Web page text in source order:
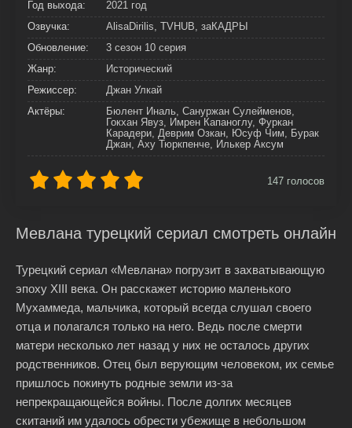
Год выхода:
2021 год
Озвучка:
AlisaDirilis, TVHUB, заКАДРЫ
Обновление:
3 сезон 10 серия
Жанр:
Исторический
Режиссер:
Джан Улкай
Актёры:
Бюлент Иналь, Сануржан Сулейменов,
Гокхан Явуз, Имрен Капаноглу, Фуркан
Карадери, Деврим Озкан, Юсуф Чим, Бурак
Джан, Аху Тюркпенче, Илькер Аксум
147 голосов
Мевлана турецкий сериал смотреть онлайн
Турецкий сериал «Мевлана» погрузит в захватывающую
эпоху XIII века. Он расскажет историю маленького
Мухаммеда, мальчика, который всегда слушал своего
отца и полагался только на него. Ведь после смерти
матери несколько лет назад у них не осталось других
родственников. Отец был верующим человеком, их семье
пришлось покинуть родные земли из-за
непрекращающейся войны. После долгих месяцев
скитаний им удалось обрести убежище в небольшом